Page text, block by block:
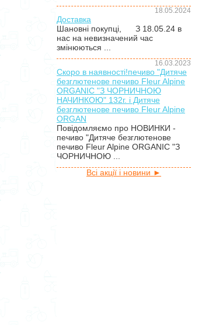
18.05.2024
Доставка
Шановні покупці, З 18.05.24 в
нас на невизначений час
змінюються ...
16.03.2023
Скоро в наявності!печиво "Дитяче
безглютенове печиво Fleur Alpine
ORGANIC "З ЧОРНИЧНОЮ
НАЧИНКОЮ" 132г. і Дитяче
безглютенове печиво Fleur Alpine
ORGAN
Повідомляємо про НОВИНКИ -
печиво "Дитяче безглютенове
печиво Fleur Alpine ORGANIC "З
ЧОРНИЧНОЮ ...
Всі акції і новини ►